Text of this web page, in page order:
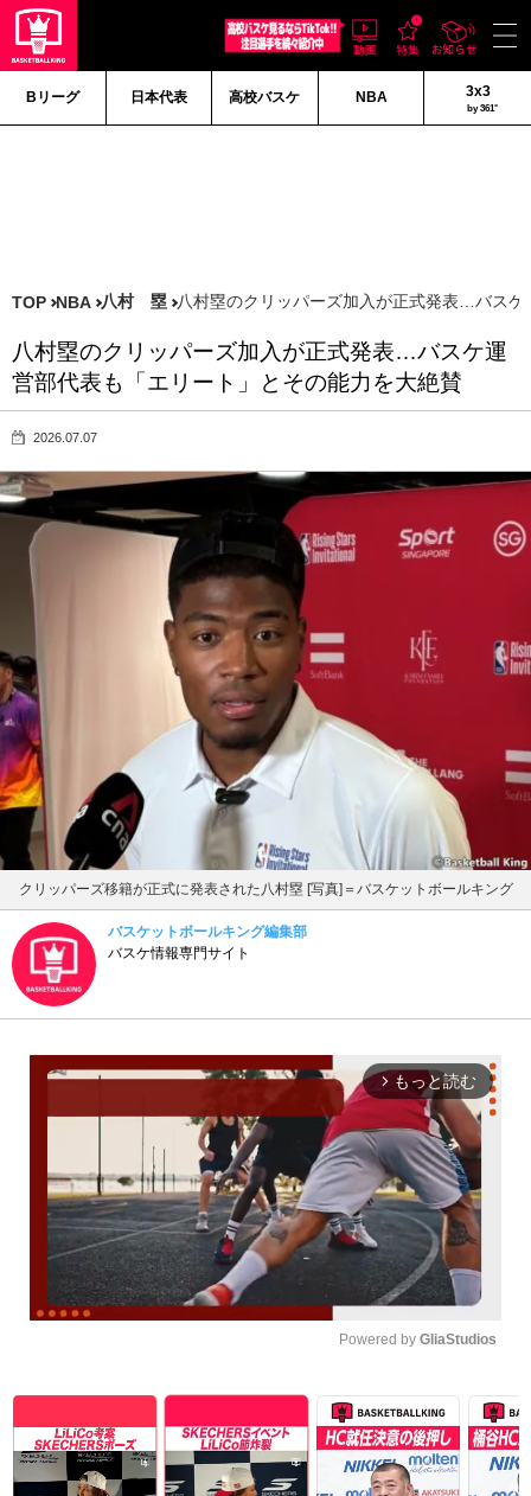
Bリーグ 日本代表 高校バスケ NBA 3x3
by 361°
TOP NBA 八村 塁 八村塁のクリッパーズ加入が正式発表…バス
八村塁のクリッパーズ加入が正式発表…バスケ運
営部代表も「エリート」とその能力を大絶賛
2026.07.07
クリッパーズ移籍が正式に発表された八村塁 [写真]＝バスケットボールキング
バスケットボールキング編集部
バスケ情報専門サイト
arrow_forward_ios もっと読む
Powered by GliaStudios